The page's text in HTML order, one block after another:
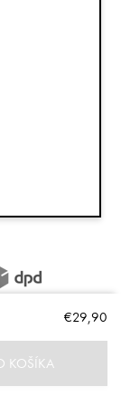
€29,90
KOŠÍKA